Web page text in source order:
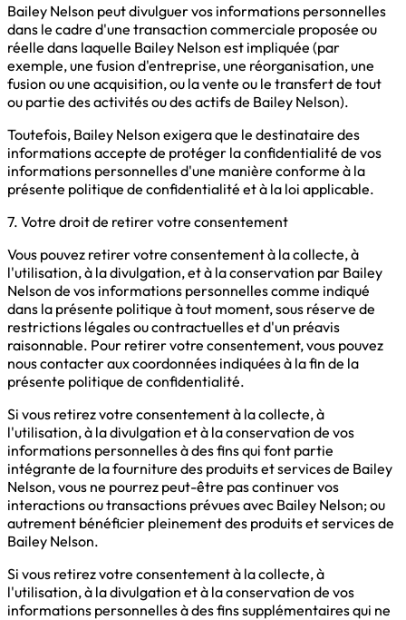
Bailey Nelson peut divulguer vos informations personnelles
dans le cadre d'une transaction commerciale proposée ou
réelle dans laquelle Bailey Nelson est impliquée (par
exemple, une fusion d'entreprise, une réorganisation, une
fusion ou une acquisition, ou la vente ou le transfert de tout
ou partie des activités ou des actifs de Bailey Nelson).
Toutefois, Bailey Nelson exigera que le destinataire des
informations accepte de protéger la confidentialité de vos
informations personnelles d'une manière conforme à la
présente politique de confidentialité et à la loi applicable.
7. Votre droit de retirer votre consentement
Vous pouvez retirer votre consentement à la collecte, à
l'utilisation, à la divulgation, et à la conservation par Bailey
Nelson de vos informations personnelles comme indiqué
dans la présente politique à tout moment, sous réserve de
restrictions légales ou contractuelles et d'un préavis
raisonnable. Pour retirer votre consentement, vous pouvez
nous contacter aux coordonnées indiquées à la fin de la
présente politique de confidentialité.
Si vous retirez votre consentement à la collecte, à
l'utilisation, à la divulgation et à la conservation de vos
informations personnelles à des fins qui font partie
intégrante de la fourniture des produits et services de Bailey
Nelson, vous ne pourrez peut-être pas continuer vos
interactions ou transactions prévues avec Bailey Nelson; ou
autrement bénéficier pleinement des produits et services de
Bailey Nelson.
Si vous retirez votre consentement à la collecte, à
l'utilisation, à la divulgation et à la conservation de vos
informations personnelles à des fins supplémentaires qui ne